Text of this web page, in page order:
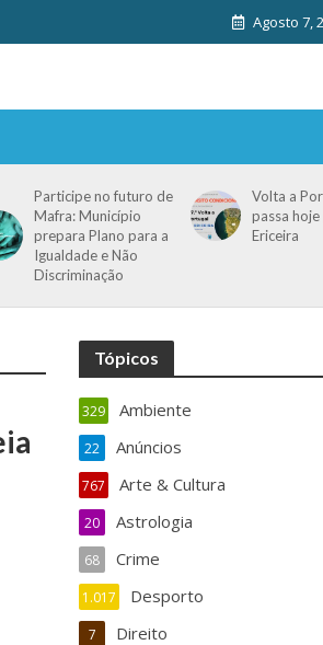
Agosto 7,
Participe no futuro de
Mafra: Município
prepara Plano para a
Igualdade e Não
Discriminação
Volta a
passa hoje
Ericeira
Tópicos
Ambiente
329
Anúncios
22
Arte & Cultura
767
Astrologia
20
Crime
68
Desporto
1.017
Direito
7